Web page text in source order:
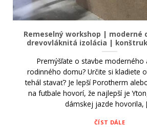
Remeselný workshop | moderné
drevovláknitá izolácia |
Premýšľate o stavbe moderného
rodinného domu? Určite si kladiete
tehál stavať? Je lepší Porotherm
na futbale hovorí, že najlepší je
dámskej jazde hovorila,
ČÍST DÁLE